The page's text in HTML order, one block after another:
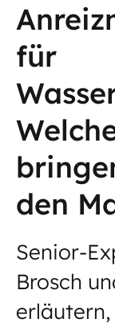
für
den
Senior-
Brosch